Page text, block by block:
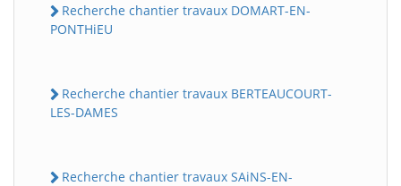
Recherche chantier travaux DOMART-EN-
PONTHiEU
Recherche chantier travaux BERTEAUCOURT-
LES-DAMES
Recherche chantier travaux SAiNS-EN-